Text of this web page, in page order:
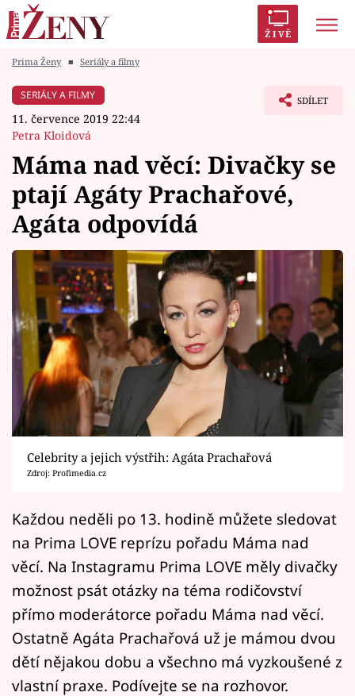
ŽIVĚ
Módní alarm
Témata
Celebrity
Vztahy
Seriály
Horoskopy
Sledujte prima+
Filmový festival Karlovy Vary
Pořady
Mámy sobě
Přihlášení
Sledujte nás
Prima Ženy ■ Seriály a filmy
SERIÁLY A FILMY
11. července 2019 22:44
Petra Kloidová
SDÍLET
Máma nad věcí: Divačky se
ptají Agáty Prachařové,
Agáta odpovídá
Celebrity a jejich výstřih: Agáta Prachařová
Zdroj: Profimedia.cz
Každou neděli po 13. hodině můžete sledovat
na Prima LOVE reprízu pořadu Máma nad
věcí. Na Instagramu Prima LOVE měly divačky
možnost psát otázky na téma rodičovství
přímo moderátorce pořadu Máma nad věcí.
Ostatně Agáta Prachařová už je mámou dvou
dětí nějakou dobu a všechno má vyzkoušené z
vlastní praxe. Podívejte se na rozhovor.